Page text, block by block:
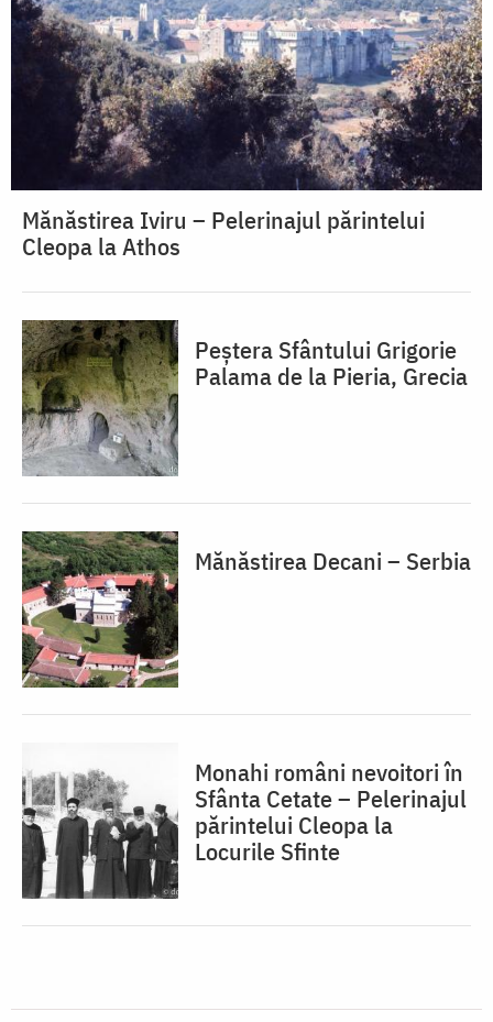
Mănăstirea Iviru – Pelerinajul părintelui
Cleopa la Athos
Peștera Sfântului Grigorie
Palama de la Pieria, Grecia
Mănăstirea Decani – Serbia
Monahi români nevoitori în
Sfânta Cetate – Pelerinajul
părintelui Cleopa la
Locurile Sfinte